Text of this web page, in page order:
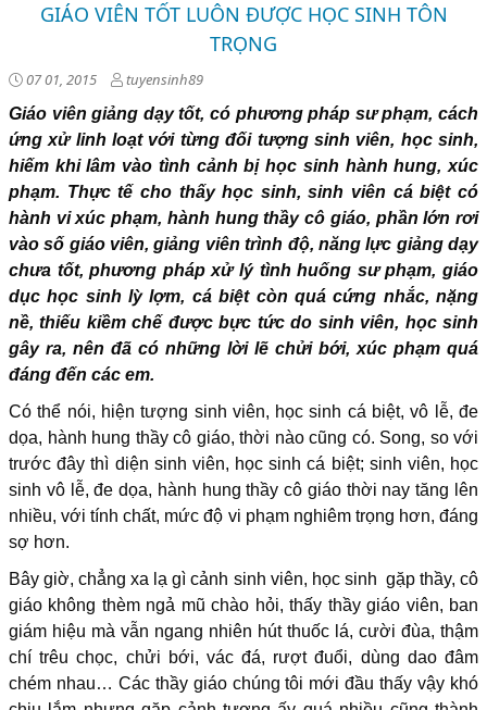
GIÁO VIÊN TỐT LUÔN ĐƯỢC HỌC SINH TÔN
TRỌNG
07 01, 2015 tuyensinh89
Giáo viên giảng dạy tốt, có phương pháp sư phạm, cách
ứng xử linh loạt với từng đối tượng sinh viên, học sinh,
hiếm khi lâm vào tình cảnh bị học sinh hành hung, xúc
phạm. Thực tế cho thấy học sinh, sinh viên cá biệt có
hành vi xúc phạm, hành hung thầy cô giáo, phần lớn rơi
vào số giáo viên, giảng viên trình độ, năng lực giảng dạy
chưa tốt, phương pháp xử lý tình huống sư phạm, giáo
dục học sinh lỳ lợm, cá biệt còn quá cứng nhắc, nặng
nề, thiếu kiềm chế được bực tức do sinh viên, học sinh
gây ra, nên đã có những lời lẽ chửi bới, xúc phạm quá
đáng đến các em.
Có thể nói, hiện tượng sinh viên, học sinh cá biệt, vô lễ, đe
dọa, hành hung thầy cô giáo, thời nào cũng có. Song, so với
trước đây thì diện sinh viên, học sinh cá biệt; sinh viên, học
sinh vô lễ, đe dọa, hành hung thầy cô giáo thời nay tăng lên
nhiều, với tính chất, mức độ vi phạm nghiêm trọng hơn, đáng
sợ hơn.
Bây giờ, chẳng xa lạ gì cảnh sinh viên, học sinh gặp thầy, cô
giáo không thèm ngả mũ chào hỏi, thấy thầy giáo viên, ban
giám hiệu mà vẫn ngang nhiên hút thuốc lá, cười đùa, thậm
chí trêu chọc, chửi bới, vác đá, rượt đuổi, dùng dao đâm
chém nhau… Các thầy giáo chúng tôi mới đầu thấy vậy khó